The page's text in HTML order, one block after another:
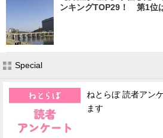
ンキングTOP29！ 第1位
Special
ねとらぼ 読者アン
ます